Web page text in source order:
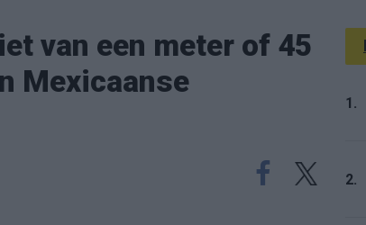
van een meter of 45
Mexicaanse
1.
2.